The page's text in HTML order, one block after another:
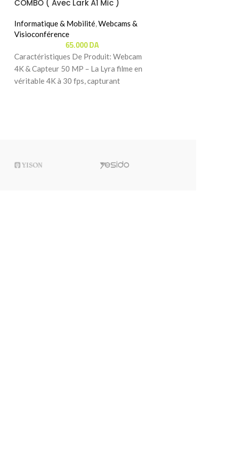
COMBO ( Avec Lark A1 Mic )
Informatique & Mobilité Webcams &
Visioconférence
65.000DA
Caractéristiques De Produit: Webcam
4K & Capteur 50 MP – La Lyra filme en
véritable 4K à 30 fps, capturant